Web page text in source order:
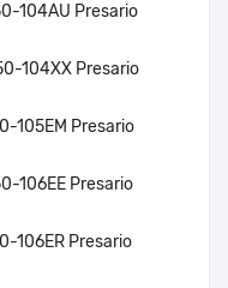
104AU Presario
104XX Presario
105EM Presario
106EE Presario
106ER Presario